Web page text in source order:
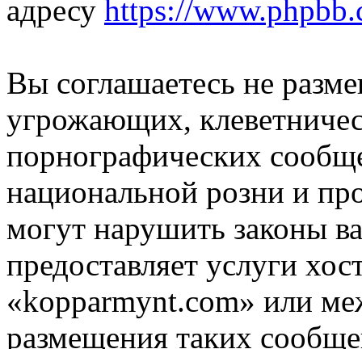
адресу https://
Вы соглашаетесь не
угрожающих,
порнографических
национальной розни и
могут нарушить законы
предоставляет услуги
«kopparmynt.com» или
размещения таких